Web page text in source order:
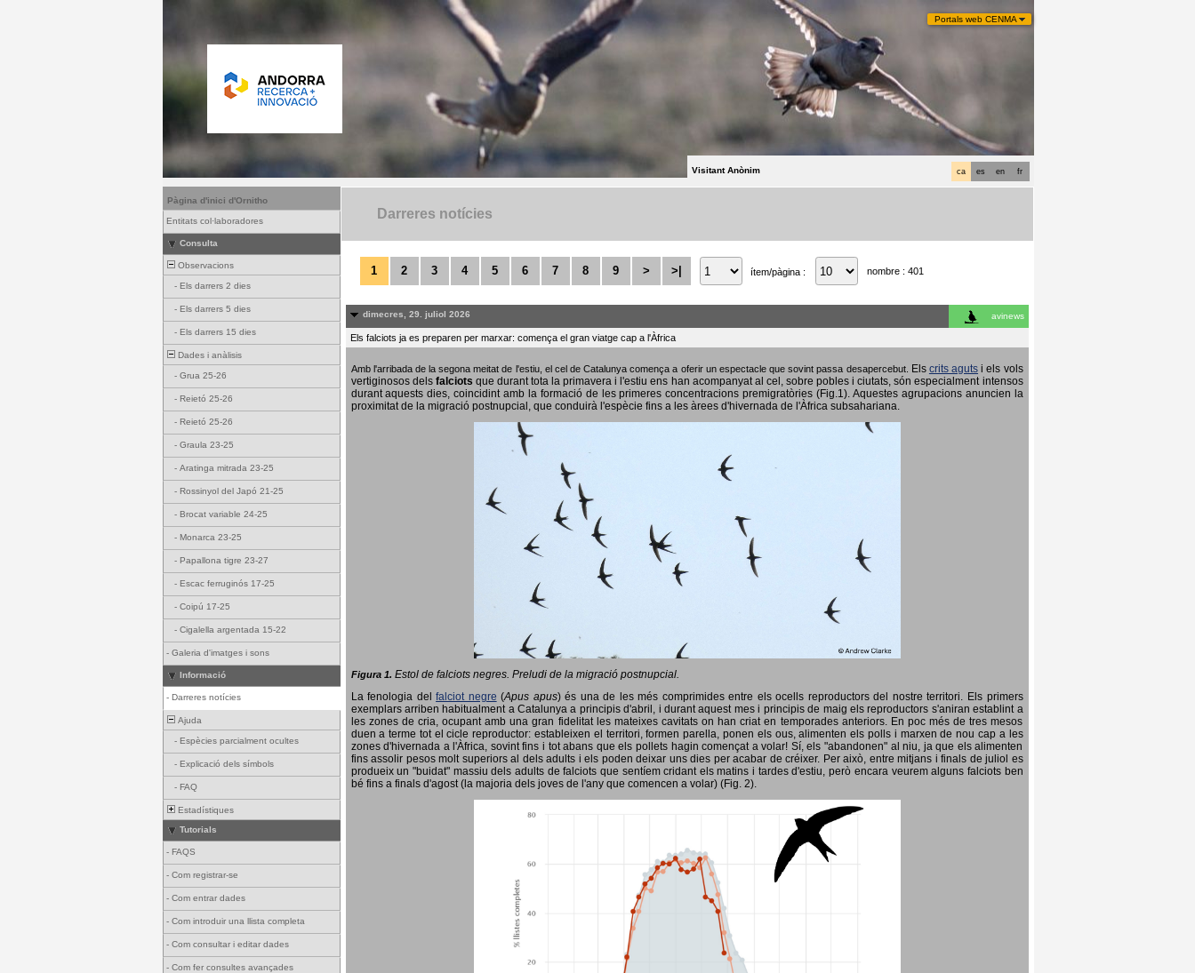
Portals web CENMA
fr
en
es
ca
Visitant Anònim
Pàgina d'inici d'Ornitho
Entitats col·laboradores
Consulta
Observacions
- Els darrers 2 dies
- Els darrers 5 dies
- Els darrers 15 dies
Dades i anàlisis
- Grua 25-26
- Reietó 25-26
- Reietó 25-26
- Graula 23-25
- Aratinga mitrada 23-25
- Rossinyol del Japó 21-25
- Brocat variable 24-25
- Monarca 23-25
- Papallona tigre 23-27
- Escac ferruginós 17-25
- Coipú 17-25
- Cigalella argentada 15-22
- Galeria d'imatges i sons
Informació
- Darreres notícies
Ajuda
- Espècies parcialment ocultes
- Explicació dels símbols
- FAQ
Estadístiques
Tutorials
- FAQS
- Com registrar-se
- Com entrar dades
- Com introduir una llista completa
- Com consultar i editar dades
- Com fer consultes avançades
Darreres notícies
1 2 3 4 5 6 7 8 9 > >| ítem/pàgina : nombre : 401
dimecres, 29. juliol 2026 avinews
Els falciots ja es preparen per marxar: comença el gran viatge cap a l'Àfrica
Amb l'arribada de la segona meitat de l'estiu, el cel de Catalunya comença a oferir un espectacle que sovint passa desapercebut. Els crits aguts i els vols
vertiginosos dels falciots que durant tota la primavera i l'estiu ens han acompanyat al cel, sobre pobles i ciutats, són especialment intensos
durant aquests dies, coincidint amb la formació de les primeres concentracions premigratòries (Fig.1). Aquestes agrupacions anuncien la
proximitat de la migració postnupcial, que conduirà l'espècie fins a les àrees d'hivernada de l'Àfrica subsahariana.
Figura 1. Estol de falciots negres. Preludi de la migració postnupcial.
La fenologia delfalciot negre (Apus apus) és una de les més comprimides entre els ocells reproductors del nostre territori. Els primers
exemplars arriben habitualment a Catalunya a principis d'abril, i durant aquest mes i principis de maig els reproductors s'aniran establint a
les zones de cria, ocupant amb una gran fidelitat les mateixes cavitats on han criat en temporades anteriors. En poc més de tres mesos
duen a terme tot el cicle reproductor: estableixen el territori, formen parella, ponen els ous, alimenten els polls i marxen de nou cap a les
zones d'hivernada a l'Àfrica, sovint fins i tot abans que els pollets hagin començat a volar! Sí, els "abandonen" al niu, ja que els alimenten
fins assolir pesos molt superiors al dels adults i els poden deixar uns dies per acabar de créixer. Per això, entre mitjans i finals de juliol es
produeix un "buidat" massiu dels adults de falciots que sentíem cridant els matins i tardes d'estiu, però encara veurem alguns falciots ben
bé fins a finals d'agost (la majoria dels joves de l'any que comencen a volar) (Fig. 2).